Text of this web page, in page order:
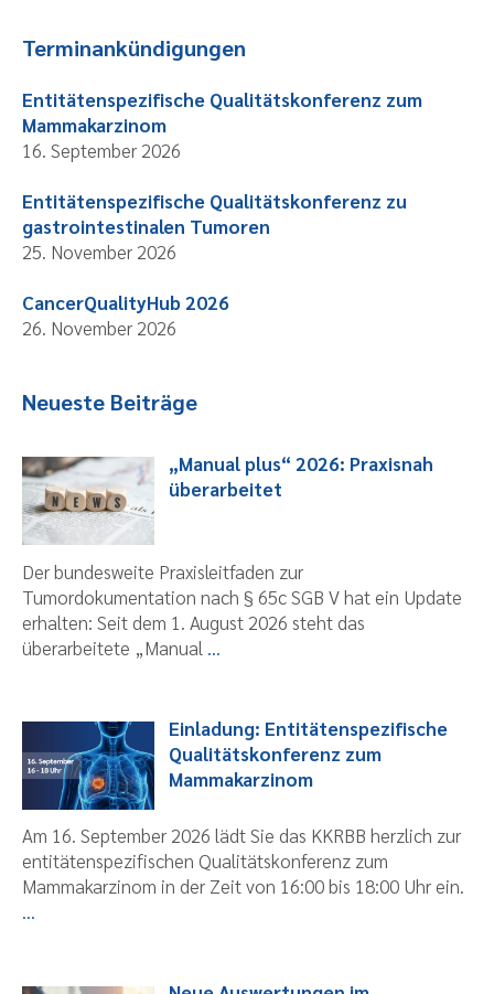
Terminankündigungen
Entitätenspezifische Qualitätskonferenz zum
Mammakarzinom
16. September 2026
Entitätenspezifische Qualitätskonferenz zu
gastrointestinalen Tumoren
25. November 2026
CancerQualityHub 2026
26. November 2026
Neueste Beiträge
„Manual plus“ 2026: Praxisnah
überarbeitet
Der bundesweite Praxisleitfaden zur
Tumordokumentation nach § 65c SGB V hat ein Update
erhalten: Seit dem 1. August 2026 steht das
überarbeitete „Manual ...
Einladung: Entitätenspezifische
Qualitätskonferenz zum
Mammakarzinom
Am 16. September 2026 lädt Sie das KKRBB herzlich zur
entitätenspezifischen Qualitätskonferenz zum
Mammakarzinom in der Zeit von 16:00 bis 18:00 Uhr ein.
...